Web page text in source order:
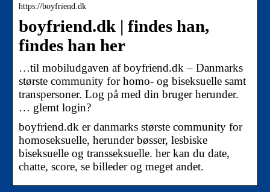
https://boyfriend.dk
boyfriend.dk | findes han,
findes han her
…til mobiludgaven af boyfriend.dk – Danmarks
største community for homo- og biseksuelle samt
transpersoner. Log på med din bruger herunder.
… glemt login?
boyfriend.dk er danmarks største community for
homoseksuelle, herunder bøsser, lesbiske
biseksuelle og transseksuelle. her kan du date,
chatte, score, se billeder og meget andet.